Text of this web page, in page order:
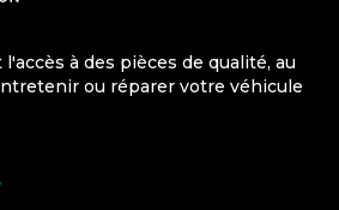
à des pièces de qualité, au
ou réparer votre véhicule